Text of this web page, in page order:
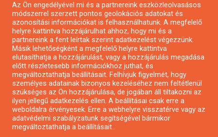
Pályázatok magánszemélyeknek
Pályázatok civil szervezeteknek
Pályázatok vállalkozásoknak
Önkormányzati pályázatok
Mezőgazdasági pályázatok
Falusi turizmus pályázatok
Napelem pályázatok
GINOP pályázatok
Az Ön engedélyével mi és a partnereink eszközleolvasásos
módszerrel szerzett pontos geolokációs adatokat és
azonosítási információkat is felhasználhatunk. A megfelelő
helyre kattintva hozzájárulhat ahhoz, hogy mi és a
partnereink a fent leírtak szerint adatkezelést végezzünk.
Másik lehetőségként a megfelelő helyre kattintva
elutasíthatja a hozzájárulást, vagy a hozzájárulás megadása
előtt részletesebb információkhoz juthat, és
megváltoztathatja beállításait. Felhívjuk figyelmét, hogy
személyes adatainak bizonyos kezeléséhez nem feltétlenül
szükséges az Ön hozzájárulása, de jogában áll tiltakozni az
ilyen jellegű adatkezelés ellen. A beállításai csak erre a
weboldalra érvényesek. Erre a webhelyre visszatérve vagy az
adatvédelmi szabályzatunk segítségével bármikor
megváltoztathatja a beállításait..